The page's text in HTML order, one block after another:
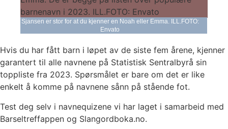
Sjansen er stor for at du kjenner en Noah eller Emma. ILL.FOTO:
Envato
Hvis du har fått barn i løpet av de siste fem årene, kjenner
garantert til alle navnene på Statistisk Sentralbyrå sin
toppliste fra 2023. Spørsmålet er bare om det er like
enkelt å komme på navnene sånn på stående fot.
Test deg selv i navnequizene vi har laget i samarbeid med
Barseltreffappen og Slangordboka.no.